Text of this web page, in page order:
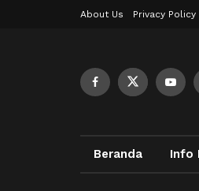
About Us Privacy Policy
Beranda Info